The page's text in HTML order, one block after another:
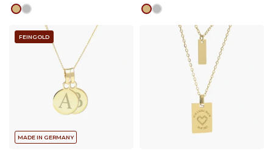
Goldes
silver Goldes
silver
FEINGOLD
MADE IN GERMANY